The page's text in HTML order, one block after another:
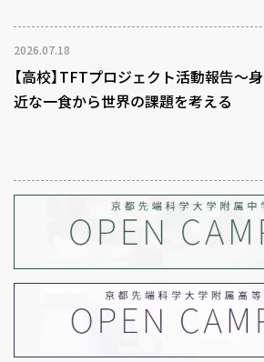
2026.07.18
【高校】TFTプロジェクト活動報告～身
近な一食から世界の課題を考える